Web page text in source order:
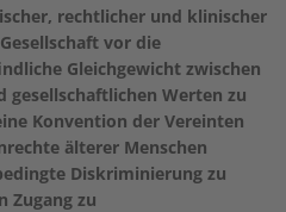
rechtlicher und klinischer
vor die
Gleichgewicht zwischen
Werten zu
Konvention der Vereinten
älterer Menschen
Diskriminierung zu
Zugang zu